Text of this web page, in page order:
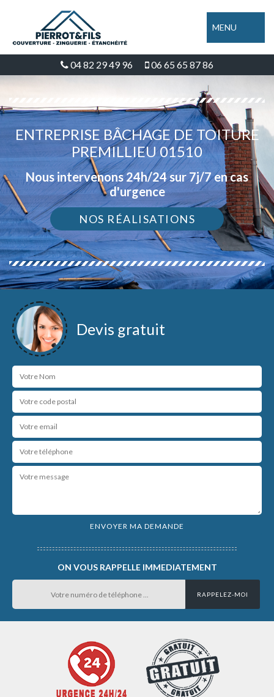
MENU
04 82 29 49 96 06 65 65 87 86
ENTREPRISE BÂCHAGE DE TOITURE
PREMILLIEU 01510
Nous intervenons 24h/24 sur 7j/7 en cas
d'urgence
NOS RÉALISATIONS
Devis gratuit
ON VOUS RAPPELLE IMMEDIATEMENT